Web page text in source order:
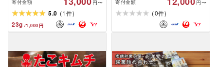
寄付金額 円〜
5.0 (1件)
23g /1,000 円
寄付金額 円〜
(0件)